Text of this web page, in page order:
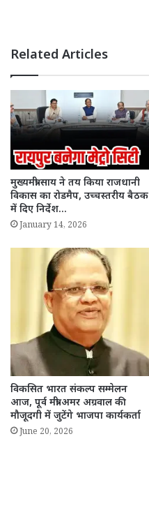
Related Articles
मुख्यमंत्री साय ने तय किया राजधानी
विकास का रोडमैप, उच्चस्तरीय बैठक
में दिए निर्देश…
January 14, 2026
विकसित भारत संकल्प सम्मेलन
आज, पूर्व मंत्री अमर अग्रवाल की
मौजूदगी में जुटेंगे भाजपा कार्यकर्ता
June 20, 2026